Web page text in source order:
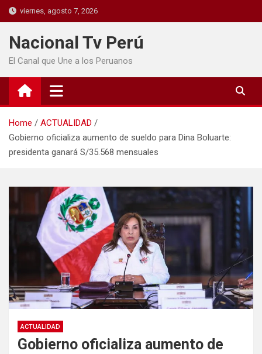
viernes, agosto 7, 2026
Nacional Tv Perú
El Canal que Une a los Peruanos
Home
ACTUALIDAD
Gobierno oficializa aumento de sueldo para Dina Boluarte:
presidenta ganará S/35.568 mensuales
ACTUALIDAD
Gobierno oficializa aumento de